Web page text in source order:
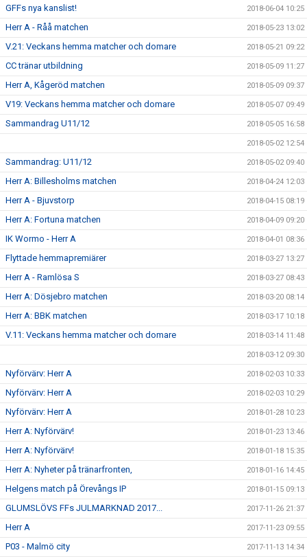
GFFs nya kanslist! 2018-06-04 10:25
Herr A - Råå matchen 2018-05-23 13:02
V.21: Veckans hemma matcher och domare 2018-05-21 09:22
CC tränar utbildning 2018-05-09 11:27
Herr A, Kågeröd matchen 2018-05-09 09:37
V19: Veckans hemma matcher och domare 2018-05-07 09:49
Sammandrag U11/12 2018-05-05 16:58
2018-05-02 12:54
Sammandrag: U11/12 2018-05-02 09:40
Herr A: Billesholms matchen 2018-04-24 12:03
Herr A - Bjuvstorp 2018-04-15 08:19
Herr A: Fortuna matchen 2018-04-09 09:20
IK Wormo - Herr A 2018-04-01 08:36
Flyttade hemmapremiärer 2018-03-27 13:27
Herr A - Ramlösa S 2018-03-27 08:43
Herr A: Dösjebro matchen 2018-03-20 08:14
Herr A: BBK matchen 2018-03-17 10:18
V.11: Veckans hemma matcher och domare 2018-03-14 11:48
2018-03-12 09:30
Nyförvärv: Herr A 2018-02-03 10:33
Nyförvärv: Herr A 2018-02-03 10:29
Nyförvärv: Herr A 2018-01-28 10:23
Herr A: Nyförvärv! 2018-01-23 13:46
Herr A: Nyförvärv! 2018-01-18 15:35
Herr A: Nyheter på tränarfronten, 2018-01-16 14:45
Helgens match på Örevångs IP 2018-01-15 09:13
GLUMSLÖVS FFs JULMARKNAD 2017... 2017-11-26 21:37
Herr A 2017-11-23 09:55
P03 - Malmö city 2017-11-13 14:34